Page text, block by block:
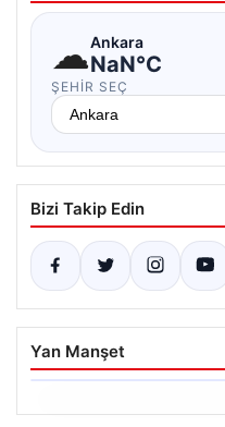
☁Ankara
NaN°C
ŞEHIR SEÇ
Bizi Takip Edin
Yan Manşet
06.08.2026